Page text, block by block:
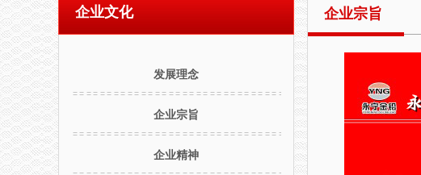
企业文化
发展理念
企业宗旨
企业精神
企业宗旨